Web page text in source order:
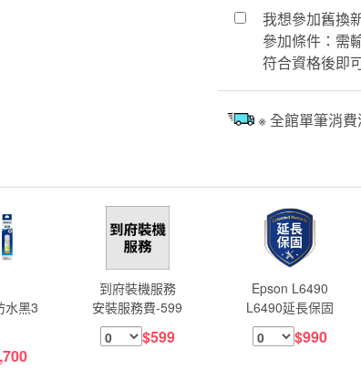
我想參加舊換
參加條件：需
符合資格後即
※ 全館單筆消
水黑3
到府裝機服務
安裝服務費-599
$599
Epson L6490
L6490延長保固
$990